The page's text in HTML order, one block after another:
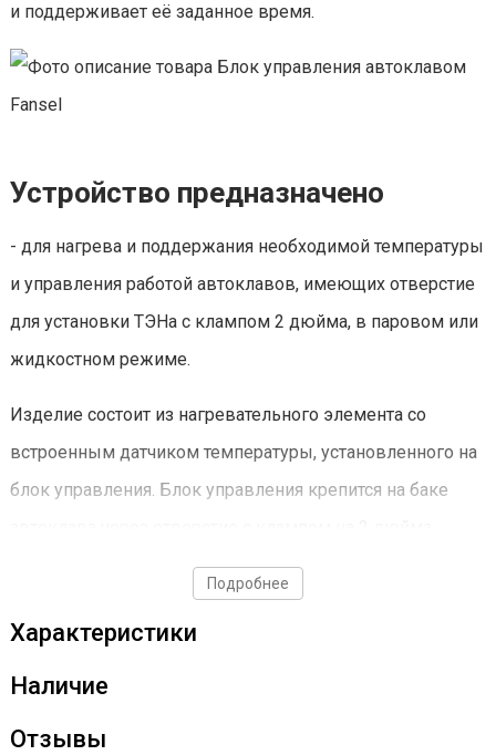
и поддерживает её заданное время.
Устройство предназначено
- для нагрева и поддержания необходимой температуры
и управления работой автоклавов, имеющих отверстие
для установки ТЭНа с клампом 2 дюйма, в паровом или
жидкостном режиме.
Изделие состоит из нагревательного элемента со
встроенным датчиком температуры, установленного на
блок управления. Блок управления крепится на баке
Комплектация
1. Блок управления автоклавом (1шт)
Подробнее
Характеристики
Наличие
Отзывы